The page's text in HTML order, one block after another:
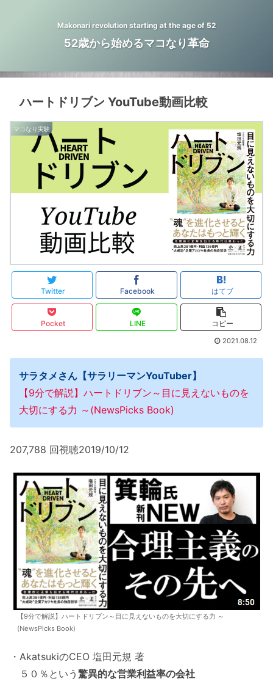
Makonari revolution starting at the age of 52
52歳から始めるマコなり革命
ハートドリブン YouTube動画比較
マコなり実験
Twitter Facebook はてブ
Pocket LINE コピー
2021.08.12
サラタメさん【サラリーマンYouTuber】
【9分で解説】ハートドリブン～目に見えないものを
大切にする力 ～(NewsPicks Book)
207,788 回視聴2019/10/12
【9分で解説】ハートドリブン～目に見えないものを大切にする力 ～
(NewsPicks Book)
・AkatsukiのCEO 塩田元規 著
５０％という 驚異的な営業利益率の会社